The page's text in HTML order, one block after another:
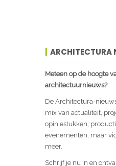
ARCHITECTURA
Meteen op de hoogte
architectuurnieuws?
De Architectura-
mix van actualiteit,
opiniestukken,
evenementen, maar
meer.
Schrijf je nu in en